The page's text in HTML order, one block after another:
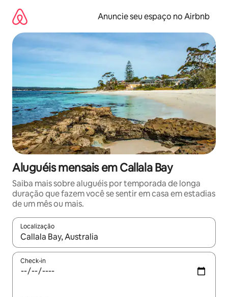
para
conteúdo
Anuncie seu espaço no Airbnb
Aluguéis mensais em Callala Bay
Saiba mais sobre aluguéis por temporada de longa
duração que fazem você se sentir em casa em estadias
de um mês ou mais.
Localização
Quando os resultados estiverem disponíveis, explore-os
Check-in